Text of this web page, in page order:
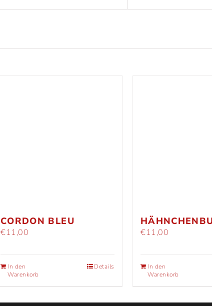
CORDON BLEU
€11,00
In den
Warenkorb
Details
€11,00
In den
Warenkorb